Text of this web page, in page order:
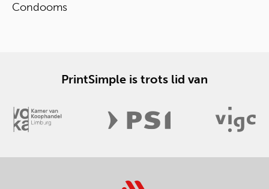
Condooms
PrintSimple is trots lid van